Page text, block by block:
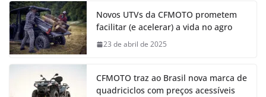
Novos UTVs da CFMOTO prometem
facilitar (e acelerar) a vida no agro
23 de abril de 2025
CFMOTO traz ao Brasil nova marca de
quadriciclos com preços acessíveis